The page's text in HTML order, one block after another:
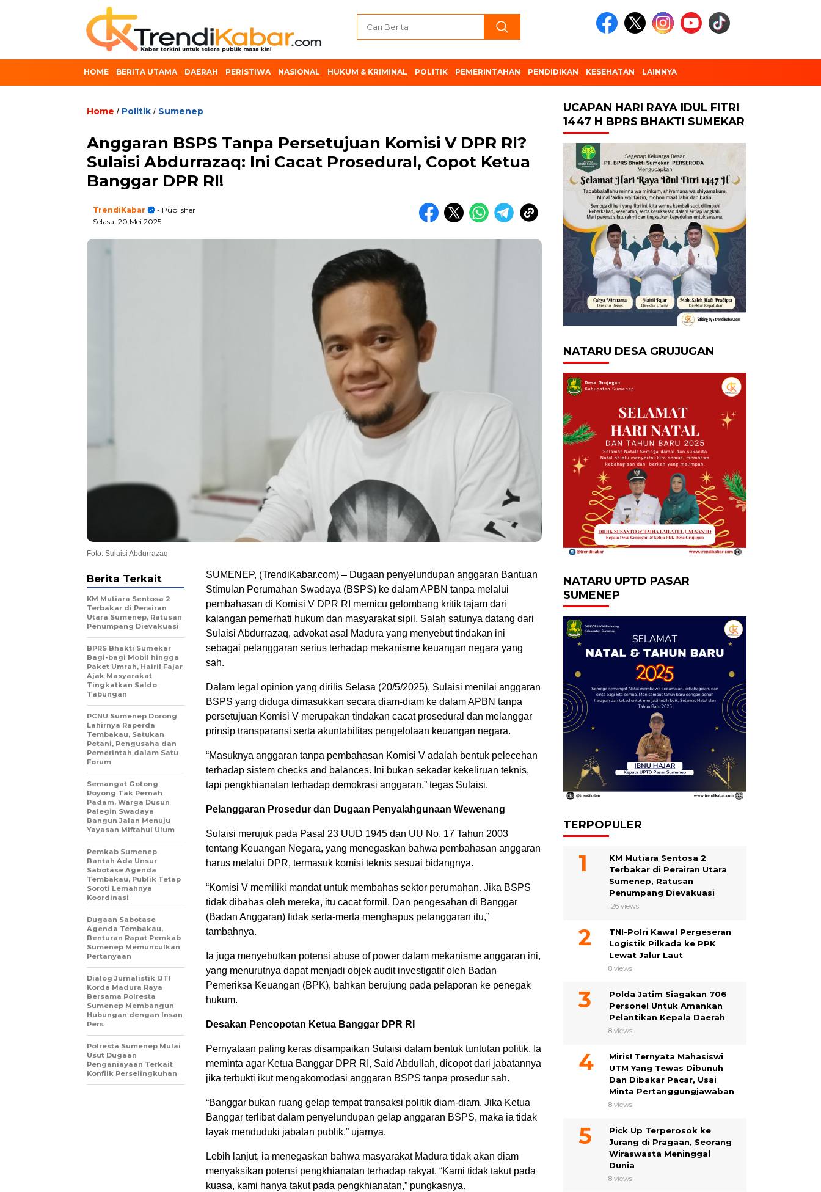
HOME BERITA UTAMA DAERAH PERISTIWA NASIONAL HUKUM & KRIMINAL POLITIK PEMERINTAHAN PENDIDIKAN KESEHATAN LAINNYA
Home / Politik / Sumenep
Anggaran BSPS Tanpa Persetujuan Komisi V DPR RI?
Sulaisi Abdurrazaq: Ini Cacat Prosedural, Copot Ketua
Banggar DPR RI!
TrendiKabar
- Publisher
Selasa, 20 Mei 2025
Foto: Sulaisi Abdurrazaq
SUMENEP, (TrendiKabar.com) – Dugaan penyelundupan anggaran Bantuan
Stimulan Perumahan Swadaya (BSPS) ke dalam APBN tanpa melalui
pembahasan di Komisi V DPR RI memicu gelombang kritik tajam dari
kalangan pemerhati hukum dan masyarakat sipil. Salah satunya datang dari
Sulaisi Abdurrazaq, advokat asal Madura yang menyebut tindakan ini
sebagai pelanggaran serius terhadap mekanisme keuangan negara yang
sah.
Dalam legal opinion yang dirilis Selasa (20/5/2025), Sulaisi menilai anggaran
BSPS yang diduga dimasukkan secara diam-diam ke dalam APBN tanpa
persetujuan Komisi V merupakan tindakan cacat prosedural dan melanggar
prinsip transparansi serta akuntabilitas pengelolaan keuangan negara.
“Masuknya anggaran tanpa pembahasan Komisi V adalah bentuk pelecehan
terhadap sistem checks and balances. Ini bukan sekadar kekeliruan teknis,
tapi pengkhianatan terhadap demokrasi anggaran,” tegas Sulaisi.
Pelanggaran Prosedur dan Dugaan Penyalahgunaan Wewenang
Sulaisi merujuk pada Pasal 23 UUD 1945 dan UU No. 17 Tahun 2003
tentang Keuangan Negara, yang menegaskan bahwa pembahasan anggaran
harus melalui DPR, termasuk komisi teknis sesuai bidangnya.
“Komisi V memiliki mandat untuk membahas sektor perumahan. Jika BSPS
tidak dibahas oleh mereka, itu cacat formil. Dan pengesahan di Banggar
(Badan Anggaran) tidak serta-merta menghapus pelanggaran itu,”
tambahnya.
Ia juga menyebutkan potensi abuse of power dalam mekanisme anggaran ini,
yang menurutnya dapat menjadi objek audit investigatif oleh Badan
Pemeriksa Keuangan (BPK), bahkan berujung pada pelaporan ke penegak
hukum.
Desakan Pencopotan Ketua Banggar DPR RI
Pernyataan paling keras disampaikan Sulaisi dalam bentuk tuntutan politik. Ia
meminta agar Ketua Banggar DPR RI, Said Abdullah, dicopot dari jabatannya
jika terbukti ikut mengakomodasi anggaran BSPS tanpa prosedur sah.
“Banggar bukan ruang gelap tempat transaksi politik diam-diam. Jika Ketua
Banggar terlibat dalam penyelundupan gelap anggaran BSPS, maka ia tidak
layak menduduki jabatan publik,” ujarnya.
Lebih lanjut, ia menegaskan bahwa masyarakat Madura tidak akan diam
menyaksikan potensi pengkhianatan terhadap rakyat. “Kami tidak takut pada
kuasa, kami hanya takut pada pengkhianatan,” pungkasnya.
Berita Terkait
KM Mutiara Sentosa 2
Terbakar di Perairan
Utara Sumenep, Ratusan
Penumpang Dievakuasi
BPRS Bhakti Sumekar
Bagi-bagi Mobil hingga
Paket Umrah, Hairil Fajar
Ajak Masyarakat
Tingkatkan Saldo
Tabungan
PCNU Sumenep Dorong
Lahirnya Raperda
Tembakau, Satukan
Petani, Pengusaha dan
Pemerintah dalam Satu
Forum
Semangat Gotong
Royong Tak Pernah
Padam, Warga Dusun
Palegin Swadaya
Bangun Jalan Menuju
Yayasan Miftahul Ulum
Pemkab Sumenep
Bantah Ada Unsur
Sabotase Agenda
Tembakau, Publik Tetap
Soroti Lemahnya
Koordinasi
Dugaan Sabotase
Agenda Tembakau,
Benturan Rapat Pemkab
Sumenep Memunculkan
Pertanyaan
Dialog Jurnalistik IJTI
Korda Madura Raya
Bersama Polresta
Sumenep Membangun
Hubungan dengan Insan
Pers
Polresta Sumenep Mulai
Usut Dugaan
Penganiayaan Terkait
Konflik Perselingkuhan
UCAPAN HARI RAYA IDUL FITRI
1447 H BPRS BHAKTI SUMEKAR
NATARU DESA GRUJUGAN
NATARU UPTD PASAR
SUMENEP
TERPOPULER
KM Mutiara Sentosa 2
Terbakar di Perairan Utara
Sumenep, Ratusan
Penumpang Dievakuasi
126 views
TNI-Polri Kawal Pergeseran
Logistik Pilkada ke PPK
Lewat Jalur Laut
8 views
Polda Jatim Siagakan 706
Personel Untuk Amankan
Pelantikan Kepala Daerah
8 views
Miris! Ternyata Mahasiswi
UTM Yang Tewas Dibunuh
Dan Dibakar Pacar, Usai
Minta Pertanggungjawaban
8 views
Pick Up Terperosok ke
Jurang di Pragaan, Seorang
Wiraswasta Meninggal
Dunia
8 views